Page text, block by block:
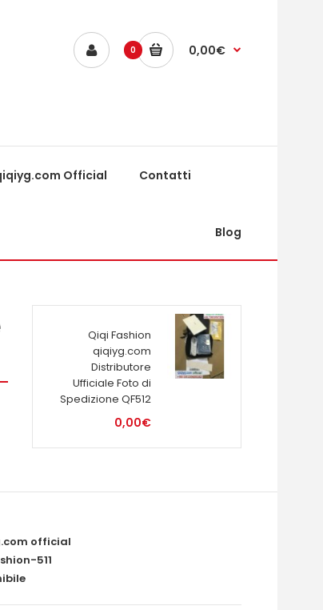
0 0,00€
Official Contatti
Blog
Qiqi Fashion
qiqiyg.com
Distributore
Ufficiale Foto di
Spedizione QF512
0,00€
official
511